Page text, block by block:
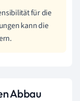
für die
kann die
Abbau